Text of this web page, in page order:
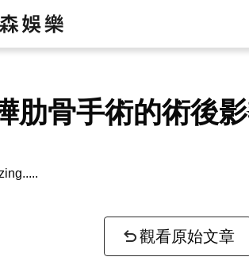
肋骨手術的術後
觀看原始文章